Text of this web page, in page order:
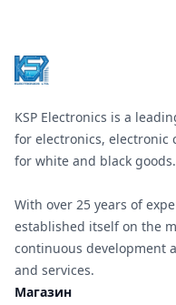
KSP Electronics is a
for electronics, electronic
for white and black goods.
With over 25 years of
established itself on the
continuous development
and services.
Магазин